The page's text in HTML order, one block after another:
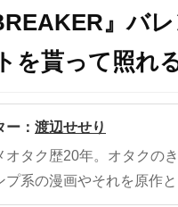
』バ
を貰って照れ
ー： 渡辺せせり
オタク歴20年。オタクの
プ系の漫画やそれを原作